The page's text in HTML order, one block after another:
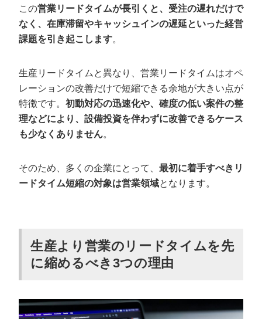
この営業リードタイムが長引くと、受注の遅れだけで
なく、在庫滞留やキャッシュインの遅延といった経営
課題を引き起こします。
生産リードタイムと異なり、営業リードタイムはオペ
レーションの改善だけで短縮できる余地が大きい点が
特徴です。 初動対応の迅速化や、確度の低い案件の整
理などにより、設備投資を伴わずに改善できるケース
も少なくありません。
そのため、多くの企業にとって、 最初に着手すべきリ
ードタイム短縮の対象は営業領域となります。
生産より営業のリードタイムを先
に縮めるべき3つの理由